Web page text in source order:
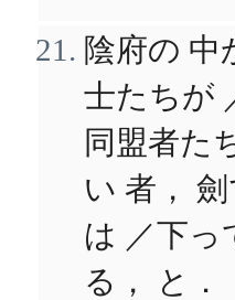
陰府の 中
士たちが
同盟者た
い 者，
は ／下っ
る， と．